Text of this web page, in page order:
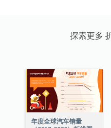
探索更多
年度全球汽车销量